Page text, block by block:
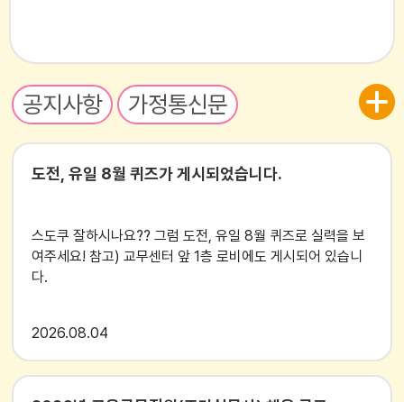
공지사항 가정통신문
도전, 유일 8월 퀴즈가 게시되었습니다.
스도쿠 잘하시나요?? 그럼 도전, 유일 8월 퀴즈로 실력을 보
여주세요! 참고) 교무센터 앞 1층 로비에도 게시되어 있습니
다.
2026 08.04